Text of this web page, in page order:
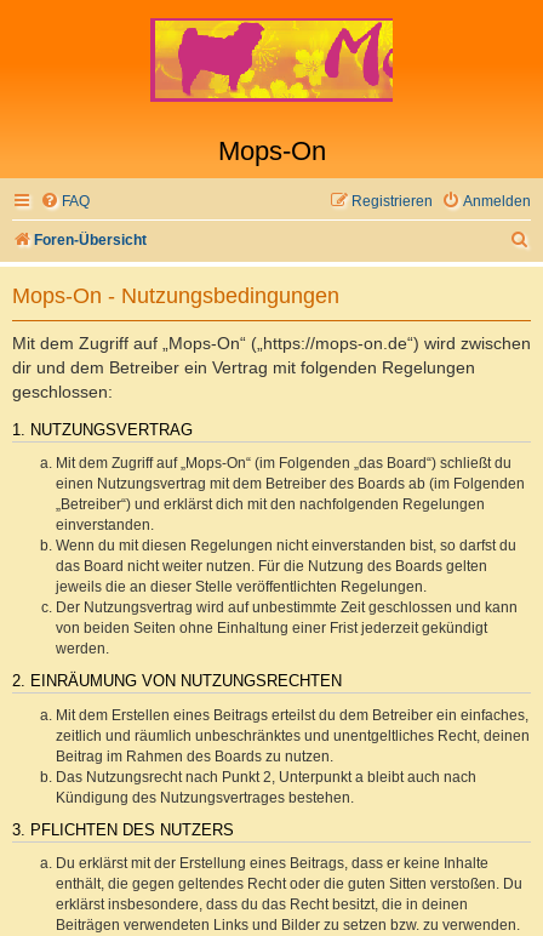
Mops-On
FAQ Anmelden
Registrieren
Foren-Übersicht
u
Mops-On - Nutzungsbedingungen
Mit dem Zugriff auf „Mops-On“ („https://mops-on.de“) wird zwischen
dir und dem Betreiber ein Vertrag mit folgenden Regelungen
geschlossen:
1. NUTZUNGSVERTRAG
Mit dem Zugriff auf „Mops-On“ (im Folgenden „das Board“) schließt du
einen Nutzungsvertrag mit dem Betreiber des Boards ab (im Folgenden
„Betreiber“) und erklärst dich mit den nachfolgenden Regelungen
einverstanden.
Wenn du mit diesen Regelungen nicht einverstanden bist, so darfst du
das Board nicht weiter nutzen. Für die Nutzung des Boards gelten
jeweils die an dieser Stelle veröffentlichten Regelungen.
Der Nutzungsvertrag wird auf unbestimmte Zeit geschlossen und kann
von beiden Seiten ohne Einhaltung einer Frist jederzeit gekündigt
werden.
2. EINRÄUMUNG VON NUTZUNGSRECHTEN
Mit dem Erstellen eines Beitrags erteilst du dem Betreiber ein einfaches,
zeitlich und räumlich unbeschränktes und unentgeltliches Recht, deinen
Beitrag im Rahmen des Boards zu nutzen.
Das Nutzungsrecht nach Punkt 2, Unterpunkt a bleibt auch nach
Kündigung des Nutzungsvertrages bestehen.
3. PFLICHTEN DES NUTZERS
Du erklärst mit der Erstellung eines Beitrags, dass er keine Inhalte
enthält, die gegen geltendes Recht oder die guten Sitten verstoßen. Du
erklärst insbesondere, dass du das Recht besitzt, die in deinen
Beiträgen verwendeten Links und Bilder zu setzen bzw. zu verwenden.